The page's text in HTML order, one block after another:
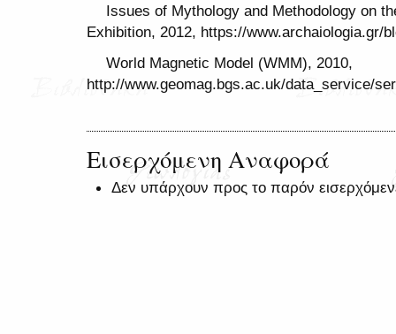
Issues of Mythology and Methodology on
Exhibition, 2012, https://www.archaiologia.gr/
World Magnetic Model (WMM), 2010,
http://www.geomag.bgs.ac.uk/data_service/
Εισερχόμενη Αναφορά
Δεν υπάρχουν προς το παρόν